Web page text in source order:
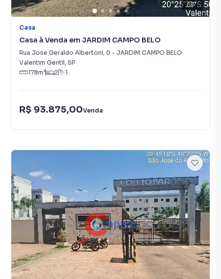
7
Casa
Casa à Venda em JARDIM CAMPO BELO
Rua Jose Geraldo Albertoni, 0 - JARDIM CAMPO BELO
Valentim Gentil, SP
178m² 2 1
R$ 93.875,00Venda